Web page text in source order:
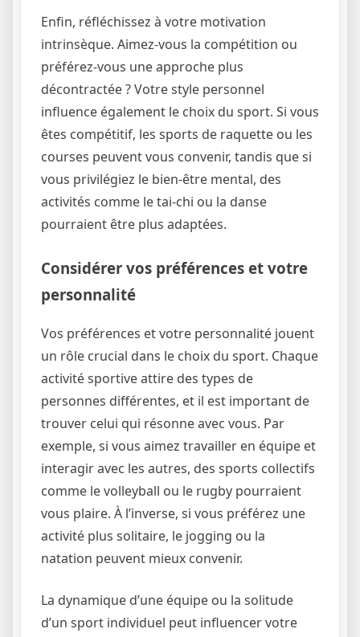
Enfin, réfléchissez à votre motivation
intrinsèque. Aimez-vous la compétition ou
préférez-vous une approche plus
décontractée ? Votre style personnel
influence également le choix du sport. Si vous
êtes compétitif, les sports de raquette ou les
courses peuvent vous convenir, tandis que si
vous privilégiez le bien-être mental, des
activités comme le tai-chi ou la danse
pourraient être plus adaptées.
Considérer vos préférences et votre
personnalité
Vos préférences et votre personnalité jouent
un rôle crucial dans le choix du sport. Chaque
activité sportive attire des types de
personnes différentes, et il est important de
trouver celui qui résonne avec vous. Par
exemple, si vous aimez travailler en équipe et
interagir avec les autres, des sports collectifs
comme le volleyball ou le rugby pourraient
vous plaire. À l’inverse, si vous préférez une
activité plus solitaire, le jogging ou la
natation peuvent mieux convenir.
La dynamique d’une équipe ou la solitude
d’un sport individuel peut influencer votre